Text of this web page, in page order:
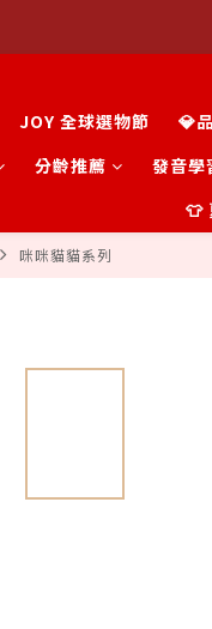
JOY 全球選物節 💎
分齡推薦 發音學
👕
咪咪貓貓系列